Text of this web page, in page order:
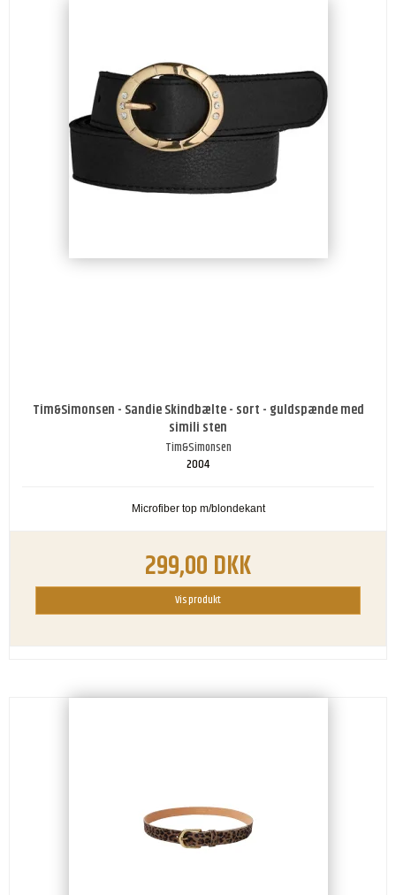
Tim&Simonsen - Sandie Skindbælte - sort - guldspænde med
simili sten
Tim&Simonsen
2004
Microfiber top m/blondekant
299,00 DKK
Vis produkt